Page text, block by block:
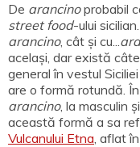
De arancinoprobabil
street food-ului
arancino, cât și cu...
același, dar există
general în vestul
are o formă rotundă.
arancino, la masculin
această formă a sa
Vulcanului Etna, aflat